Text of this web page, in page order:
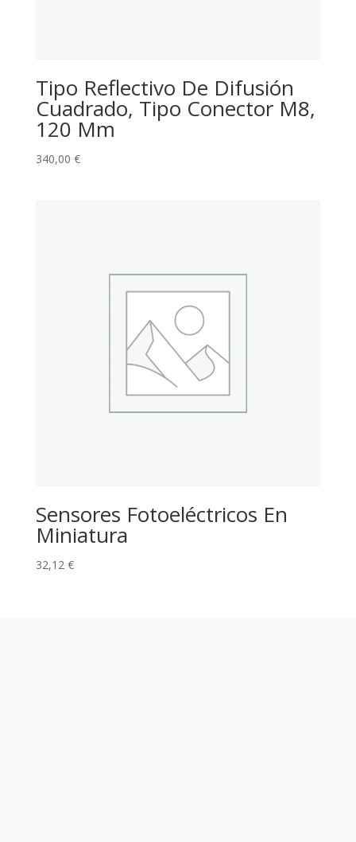
Tipo Reflectivo De Difusión
Cuadrado, Tipo Conector M8,
120 Mm
340,00 €
Sensores Fotoeléctricos En
Miniatura
32,12 €